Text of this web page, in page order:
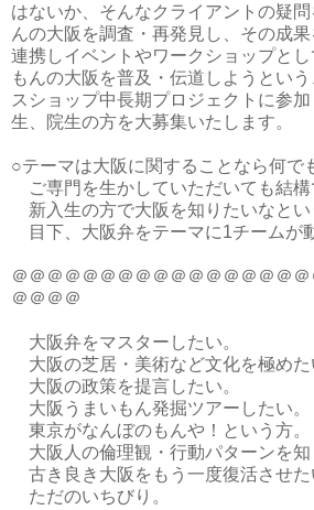
はないか、そんなクライアントの疑
んの大阪を調査・再発見し、その成
連携しイベントやワークショップと
もんの大阪を普及・伝道しようとい
スショップ中長期プロジェクトに参
生、院生の方を大募集いたします。
○テーマは大阪に関することなら何で
ご専門を生かしていただいても結構
新入生の方で大阪を知りたいなとい
目下、大阪弁をテーマに1チームが
＠＠＠＠＠＠＠＠＠＠＠＠＠＠＠＠
＠＠＠＠
大阪弁をマスターしたい。
大阪の芝居・美術など文化を極め
大阪の政策を提言したい。
大阪うまいもん発掘ツアーしたい
東京がなんぼのもんや！という方。
大阪人の倫理観・行動パターンを知
古き良き大阪をもう一度復活させた
ただのいちびり。